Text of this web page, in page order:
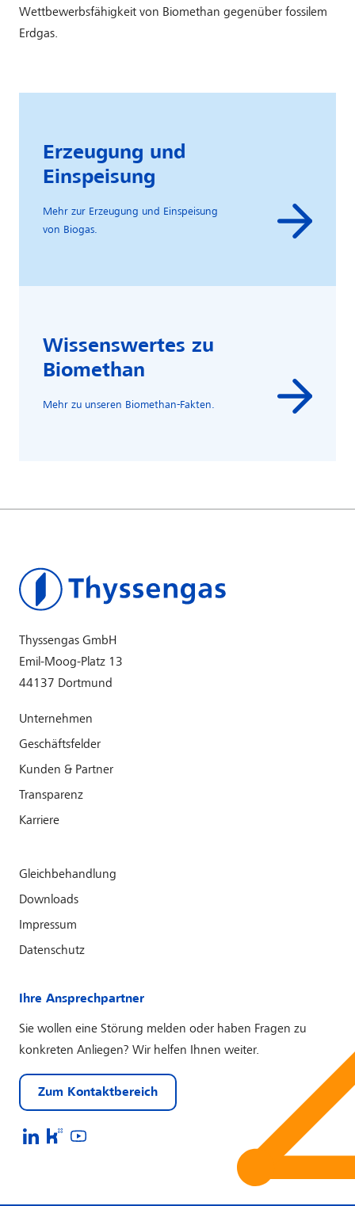
Wettbewerbsfähigkeit von Biomethan gegenüber fossilem
Erdgas.
Erzeugung und
Einspeisung
Mehr zur Erzeugung und Einspeisung
von Biogas.
Wissenswertes zu
Biomethan
Mehr zu unseren Biomethan-Fakten.
Thyssengas GmbH
Emil-Moog-Platz 13
44137 Dortmund
Unternehmen
Geschäftsfelder
Kunden & Partner
Transparenz
Karriere
Gleichbehandlung
Downloads
Impressum
Datenschutz
Ihre Ansprechpartner
Sie wollen eine Störung melden oder haben Fragen zu
konkreten Anliegen? Wir helfen Ihnen weiter.
Zum Kontaktbereich